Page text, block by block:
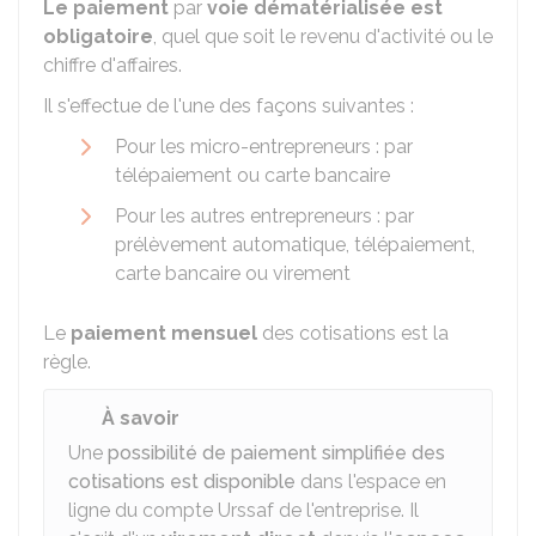
Le paiement par voie dématérialisée est
obligatoire, quel que soit le revenu d'activité ou le
chiffre d'affaires.
Il s'effectue de l'une des façons suivantes :
Pour les micro-entrepreneurs : par
télépaiement ou carte bancaire
Pour les autres entrepreneurs : par
prélèvement automatique, télépaiement,
carte bancaire ou virement
Le paiement mensuel des cotisations est la
règle.
À savoir
Une possibilité de paiement simplifiée des
cotisations est disponible dans l'espace en
ligne du compte Urssaf de l'entreprise. Il